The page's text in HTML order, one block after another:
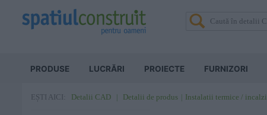
PRODUSE LUCRĂRI PROIECTE FURNIZORI
EȘTI AICI: Detalii CAD Detalii de produs Instalatii termice /